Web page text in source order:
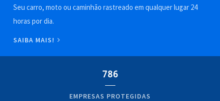
Seu carro, moto ou caminhão rastreado em qualquer lugar 24
horas por dia.
SAIBA MAIS!
786
EMPRESAS PROTEGIDAS